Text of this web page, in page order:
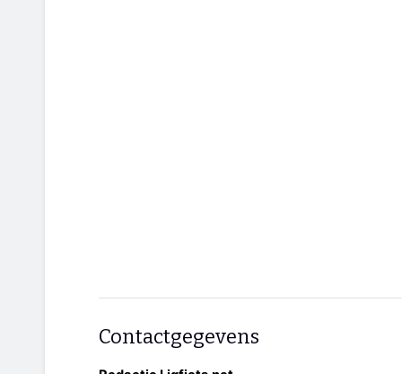
Contactgegevens